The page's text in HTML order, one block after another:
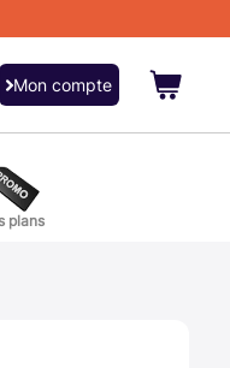
Mon compte
plans